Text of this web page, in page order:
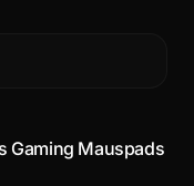
Gaming Mauspads